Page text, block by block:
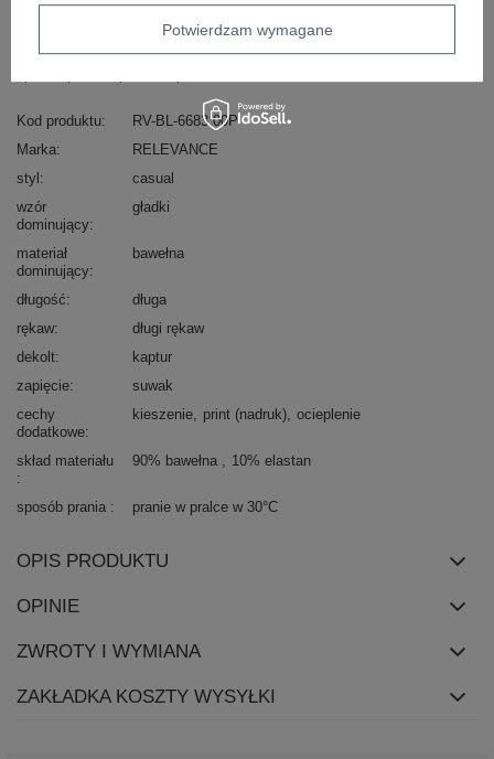
skład materiału : 90% bawełna , 10% elastan
Kod produktu
RV-BL-6683.00P
Marka
RELEVANCE
styl
casual
wzór
dominujący
gładki
materiał
dominujący
bawełna
długość
długa
rękaw
długi rękaw
dekolt
kaptur
zapięcie
suwak
cechy
dodatkowe
kieszenie print (nadruk) ocieplenie
skład materiału 90% bawełna 10% elastan
sposób prania pranie w pralce w 30°C
OPIS PRODUKTU
OPINIE
ZWROTY I WYMIANA
ZAKŁADKA KOSZTY WYSYŁKI
Potwierdzam wymagane